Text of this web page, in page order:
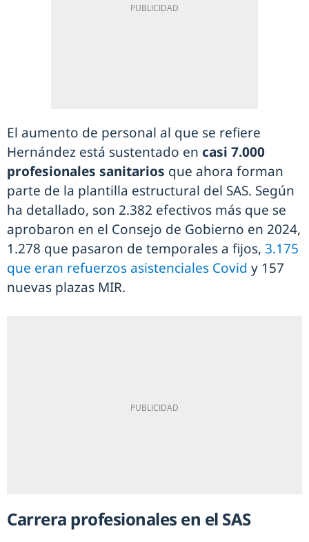
El aumento de personal al que se refiere
Hernández está sustentado en casi 7.000
profesionales sanitarios que ahora forman
parte de la plantilla estructural del SAS. Según
ha detallado, son 2.382 efectivos más que se
aprobaron en el Consejo de Gobierno en 2024,
1.278 que pasaron de temporales a fijos, 3.175
que eran refuerzos asistenciales Covid y 157
nuevas plazas MIR.
Carrera profesionales en el SAS